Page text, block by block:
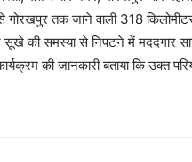
गोरखपुर तक जाने वाली 318
सूखे की समस्या से निपटने में मददगार
की जानकारी बताया कि उक्त